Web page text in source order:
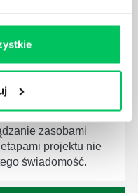
które mogą okazać
zasobami
projektu nie
świadomość.